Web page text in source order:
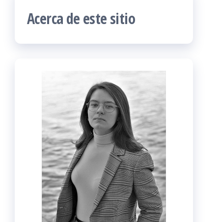
Acerca de este sitio